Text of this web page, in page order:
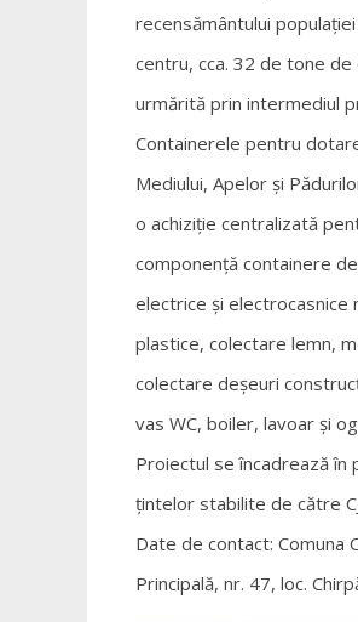
recensământului
centru, cca. 32 de tone
urmărită prin intermediul
Containerele pentru
Mediului, Apelor și
o achiziție centralizată
componență containere
electrice și electrocasnice
plastice, colectare lemn,
colectare deșeuri
vas WC, boiler, lavoar și
Proiectul se încadrează în
țintelor stabilite de către
Date de contact: Comuna
Principală, nr. 47, loc.